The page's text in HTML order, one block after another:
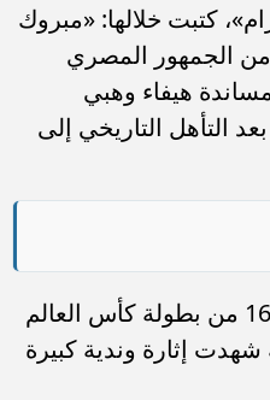
كتبت خلالها: «مبروك
من الجمهور المصري
هيفاء وهبي
التأهل التاريخي إلى
وحقق منتخب مصر إنجازًا غير مسبوق بعدما نجح في التأهل إلى دور الـ16 من بطولة كأس العالم
شهدت إثارة وندية كبيرة